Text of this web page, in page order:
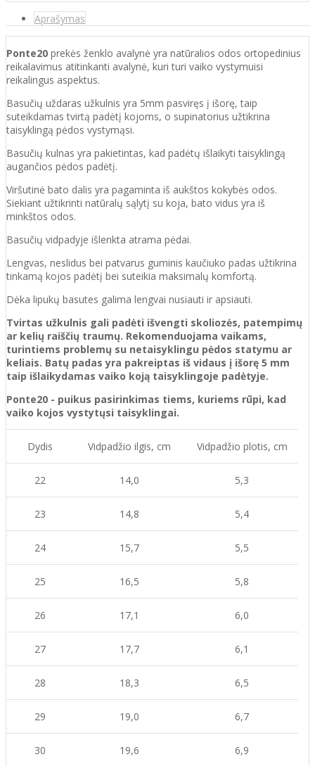
Aprašymas
Ponte20 prekės ženklo avalynė yra natūralios odos ortopedinius
reikalavimus atitinkanti avalynė, kuri turi vaiko vystymuisi
reikalingus aspektus.
Basučių uždaras užkulnis yra 5mm pasviręs į išorę, taip
suteikdamas tvirtą padėtį kojoms, o supinatorius užtikrina
taisyklingą pėdos vystymąsi.
Basučių kulnas yra pakietintas, kad padėtų išlaikyti taisyklingą
augančios pėdos padėtį.
Viršutinė bato dalis yra pagaminta iš aukštos kokybės odos.
Siekiant užtikrinti natūralų sąlytį su koja, bato vidus yra iš
minkštos odos.
Basučių vidpadyje išlenkta atrama pėdai.
Lengvas, neslidus bei patvarus guminis kaučiuko padas užtikrina
tinkamą kojos padėtį bei suteikia maksimalų komfortą.
Dėka lipukų basutes galima lengvai nusiauti ir apsiauti.
Tvirtas užkulnis gali padėti išvengti skoliozės, patempimų
ar kelių raiščių traumų. Rekomenduojama vaikams,
turintiems problemų su netaisyklingu pėdos statymu ar
keliais. Batų padas yra pakreiptas iš vidaus į išorę 5 mm
taip išlaikydamas vaiko koją taisyklingoje padėtyje.
Ponte20 - puikus pasirinkimas tiems, kuriems rūpi, kad
vaiko kojos vystytųsi taisyklingai.
Dydis Vidpadžio ilgis, cm Vidpadžio plotis, cm
22 14,0 5,3
23 14,8 5,4
24 15,7 5,5
25 16,5 5,8
26 17,1 6,0
27 17,7 6,1
28 18,3 6,5
29 19,0 6,7
30 19,6 6,9